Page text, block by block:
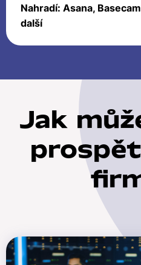
Nahradí: Asana,
další
Jak